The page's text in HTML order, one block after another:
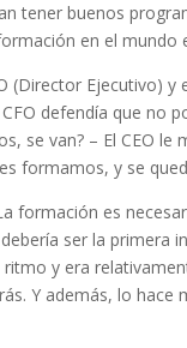
tener buenos
en el mundo
(Director Ejecutivo)
defendía que no
se van? – El CEO
formamos, y se
formación es
ser la primera
y era
Y además, lo hace